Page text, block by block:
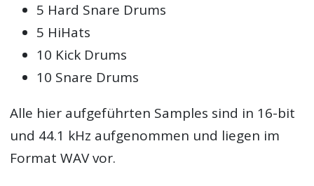
5 Hard Snare Drums
5 HiHats
10 Kick Drums
10 Snare Drums
Alle hier aufgeführten Samples sind in 16-bit
und 44.1 kHz aufgenommen und liegen im
Format WAV vor.